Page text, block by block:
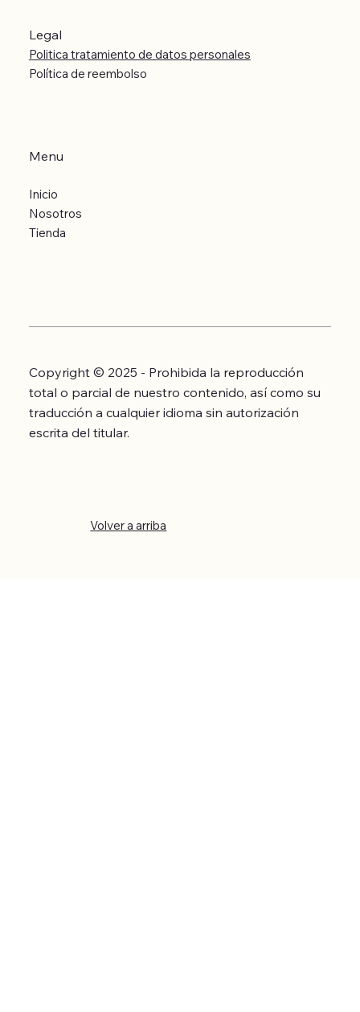
Legal
Politica tratamiento de datos personales
Política de reembolso
Menu
Inicio
Nosotros
Tienda
Copyright © 2025 - Prohibida la reproducción
total o parcial de nuestro contenido, así como su
traducción a cualquier idioma sin autorización
escrita del titular.
Volver a arriba